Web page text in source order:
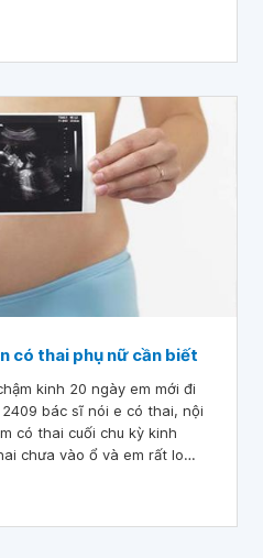
không? Em cảm ơn bác sĩ.
có thai phụ nữ cần biết
kinh 20 ngày em mới đi
bác sĩ nói e có thai, nội
có thai cuối chu kỳ kinh
chưa vào ổ và em rất lo